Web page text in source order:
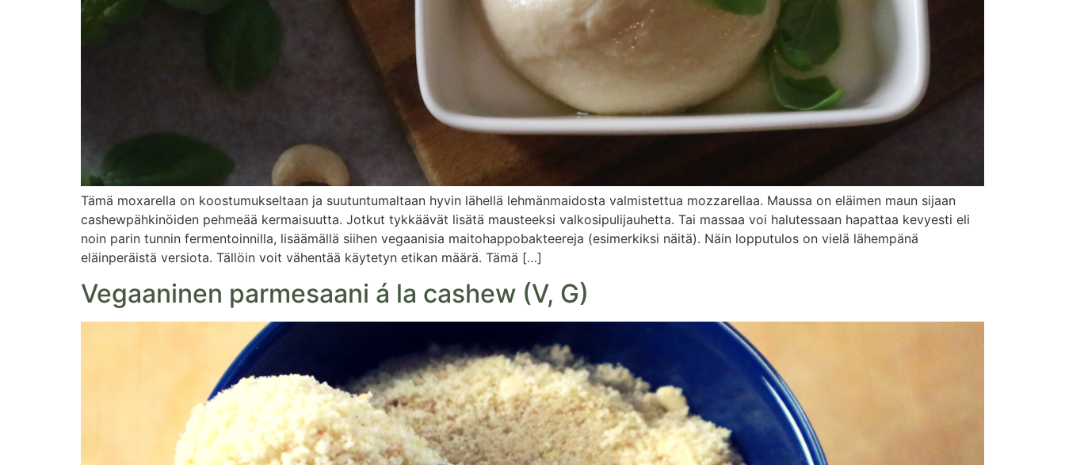
Tämä moxarella on koostumukseltaan ja suutuntumaltaan hyvin lähellä lehmänmaidosta valmistettua mozzarellaa. Maussa on eläimen maun sijaan
cashewpähkinöiden pehmeää kermaisuutta. Jotkut tykkäävät lisätä mausteeksi valkosipulijauhetta. Tai massaa voi halutessaan hapattaa kevyesti eli
noin parin tunnin fermentoinnilla, lisäämällä siihen vegaanisia maitohappobakteereja (esimerkiksi näitä). Näin lopputulos on vielä lähempänä
eläinperäistä versiota. Tällöin voit vähentää käytetyn etikan määrä. Tämä […]
Vegaaninen parmesaani á la cashew (V, G)